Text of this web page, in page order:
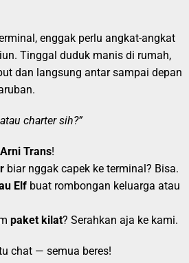
enggak perlu angkat-angkat
Tinggal duduk manis di rumah,
dan langsung antar sampai depan
charter sih?”
Arni Trans!
biar nggak capek ke terminal? Bisa.
Elf buat rombongan keluarga atau
paket kilat? Serahkan aja ke kami.
chat — semua beres!